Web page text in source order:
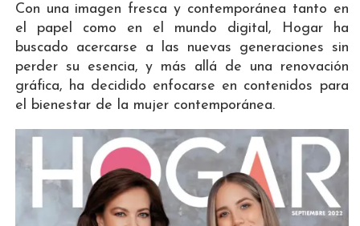
Con una imagen fresca y contemporánea tanto en
el papel como en el mundo digital, Hogar ha
buscado acercarse a las nuevas generaciones sin
perder su esencia, y más allá de una renovación
gráfica, ha decidido enfocarse en contenidos para
el bienestar de la mujer contemporánea.